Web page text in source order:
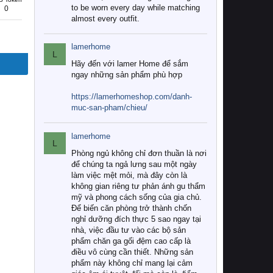
0
to be worn every day while matching
almost every outfit.
L
lamerhome
Hãy đến với lamer Home để sắm
ngay những sản phẩm phù hợp
https://lamerhomeshop.com/danh-
muc-san-pham/chieu/
L
lamerhome
Phòng ngủ không chỉ đơn thuần là nơi
để chúng ta ngả lưng sau một ngày
làm việc mệt mỏi, mà đây còn là
không gian riêng tư phản ánh gu thẩm
mỹ và phong cách sống của gia chủ.
Để biến căn phòng trở thành chốn
nghỉ dưỡng đích thực 5 sao ngay tại
nhà, việc đầu tư vào các bộ sản
phẩm chăn ga gối đệm cao cấp là
điều vô cùng cần thiết. Những sản
phẩm này không chỉ mang lại cảm